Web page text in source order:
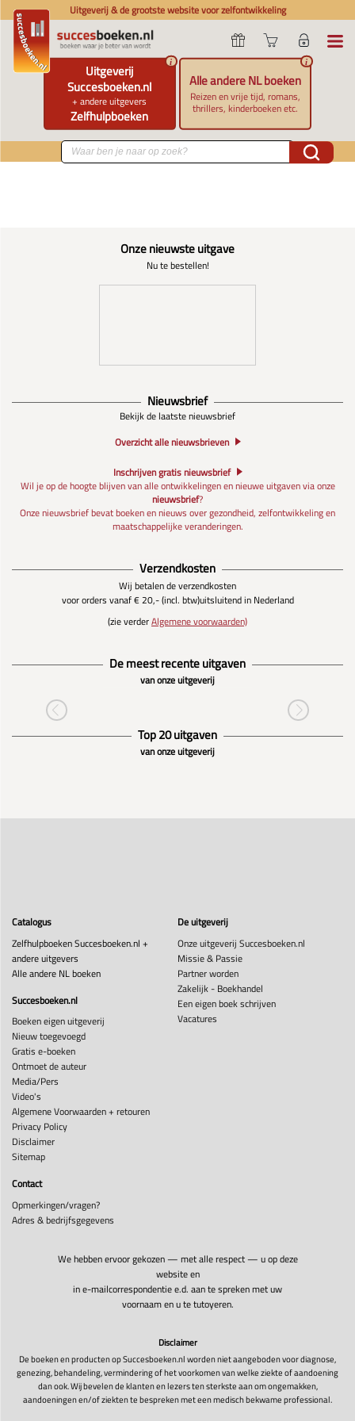
Uitgeverij & de grootste website voor zelfontwikkeling
Uitgeverij
Succesboeken.nl
+ andere uitgevers
Zelfhulpboeken
i
Alle andere NL boeken
Reizen en vrije tijd, romans,
thrillers, kinderboeken etc.
i
Onze nieuwste uitgave
Nu te bestellen!
Nieuwsbrief
Bekijk de laatste nieuwsbrief
Overzicht alle nieuwsbrieven
Inschrijven gratis nieuwsbrief
Wil je op de hoogte blijven van alle ontwikkelingen en nieuwe uitgaven via onze
nieuwsbrief?
Onze nieuwsbrief bevat boeken en nieuws over gezondheid, zelfontwikkeling en
maatschappelijke veranderingen.
Verzendkosten
Wij betalen de verzendkosten
voor orders vanaf € 20,- (incl. btw)uitsluitend in Nederland
(zie verderAlgemene voorwaarden)
De meest recente uitgaven
van onze uitgeverij
Top 20 uitgaven
van onze uitgeverij
Catalogus
Zelfhulpboeken Succesboeken.nl +
andere uitgevers
Alle andere NL boeken
Succesboeken.nl
Boeken eigen uitgeverij
Nieuw toegevoegd
Gratis e-boeken
Ontmoet de auteur
Media/Pers
Video's
Algemene Voorwaarden + retouren
Privacy Policy
Disclaimer
Sitemap
De uitgeverij
Onze uitgeverij Succesboeken.nl
Missie & Passie
Partner worden
Zakelijk - Boekhandel
Een eigen boek schrijven
Vacatures
Contact
Opmerkingen/vragen?
Adres & bedrijfsgegevens
We hebben ervoor gekozen — met alle respect — u op deze
website en
in e-mailcorrespondentie e.d. aan te spreken met uw
voornaam en u te tutoyeren.
Disclaimer
De boeken en producten op Succesboeken.nl worden niet aangeboden voor diagnose,
genezing, behandeling, vermindering of het voorkomen van welke ziekte of aandoening
dan ook. Wij bevelen de klanten en lezers ten sterkste aan om ongemakken,
aandoeningen en/of ziekten te bespreken met een medisch bekwame professional.